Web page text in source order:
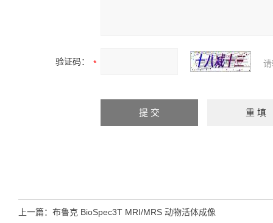
验证码：
上一篇： 布鲁克 BioSpec3T MRI/MRS 动物活体成像